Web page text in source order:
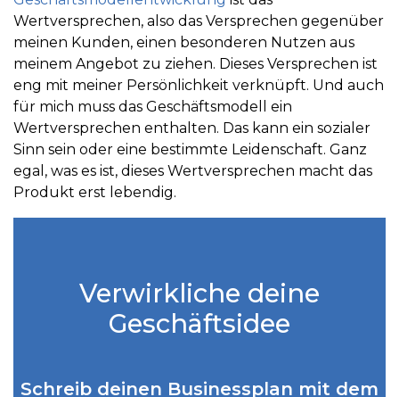
Wertversprechen, also das Versprechen gegenüber
meinen Kunden, einen besonderen Nutzen aus
meinem Angebot zu ziehen. Dieses Versprechen ist
eng mit meiner Persönlichkeit verknüpft. Und auch
für mich muss das Geschäftsmodell ein
Wertversprechen enthalten. Das kann ein sozialer
Sinn sein oder eine bestimmte Leidenschaft. Ganz
egal, was es ist, dieses Wertversprechen macht das
Produkt erst lebendig.
Verwirkliche deine
Geschäftsidee
Schreib deinen Businessplan mit dem